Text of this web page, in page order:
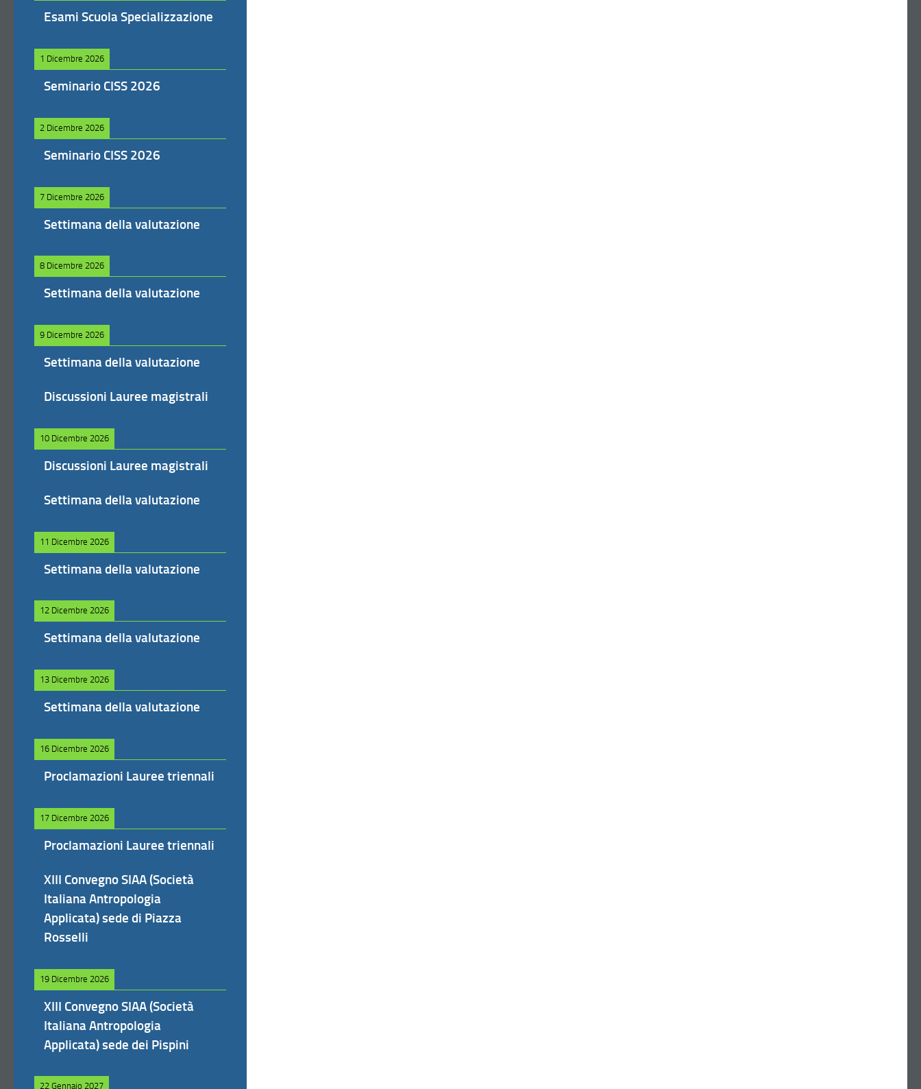
Esami Scuola Specializzazione
1 Dicembre 2026
Seminario CISS 2026
2 Dicembre 2026
Seminario CISS 2026
7 Dicembre 2026
Settimana della valutazione
8 Dicembre 2026
Settimana della valutazione
9 Dicembre 2026
Settimana della valutazione
Discussioni Lauree magistrali
10 Dicembre 2026
Discussioni Lauree magistrali
Settimana della valutazione
11 Dicembre 2026
Settimana della valutazione
12 Dicembre 2026
Settimana della valutazione
13 Dicembre 2026
Settimana della valutazione
16 Dicembre 2026
Proclamazioni Lauree triennali
17 Dicembre 2026
Proclamazioni Lauree triennali
XIII Convegno SIAA (Società
Italiana Antropologia
Applicata) sede di Piazza
Rosselli
19 Dicembre 2026
XIII Convegno SIAA (Società
Italiana Antropologia
Applicata) sede dei Pispini
22 Gennaio 2027